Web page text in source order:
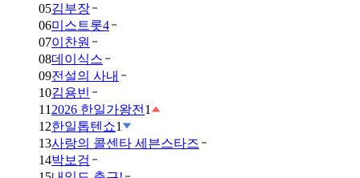
05김부장
06미스트롯4
07이찬원
08데이식스
09전설의 사내
10김용빈
11 2026 한일가왕전 1
12한일톱텐쇼1
13사랑의 콜센타 세븐스타즈
14박보검